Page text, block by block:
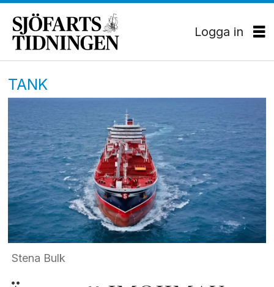
Logga in
TANK
Stena Bulk